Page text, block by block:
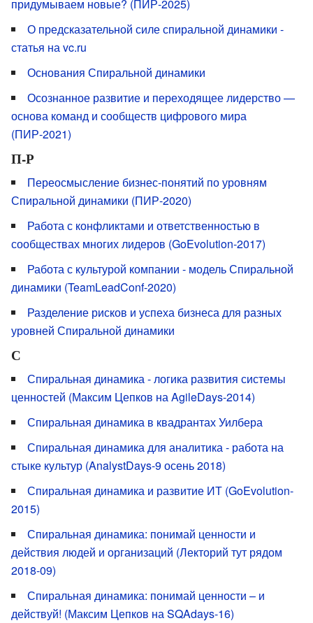
придумываем новые? (ПИР-2025)
О предсказательной силе спиральной динамики -
статья на vc.ru
Основания Спиральной динамики
Осознанное развитие и переходящее лидерство —
основа команд и сообществ цифрового мира
(ПИР-2021)
П-Р
Переосмысление бизнес-понятий по уровням
Спиральной динамики (ПИР-2020)
Работа с конфликтами и ответственностью в
сообществах многих лидеров (GoEvolution-2017)
Работа с культурой компании - модель Спиральной
динамики (TeamLeadConf-2020)
Разделение рисков и успеха бизнеса для разных
уровней Спиральной динамики
С
Спиральная динамика - логика развития системы
ценностей (Максим Цепков на AgileDays-2014)
Спиральная динамика в квадрантах Уилбера
Спиральная динамика для аналитика - работа на
стыке культур (AnalystDays-9 осень 2018)
Спиральная динамика и развитие ИТ (GoEvolution-
2015)
Спиральная динамика: понимай ценности и
действия людей и организаций (Лекторий тут рядом
2018-09)
Спиральная динамика: понимай ценности – и
действуй! (Максим Цепков на SQAdays-16)